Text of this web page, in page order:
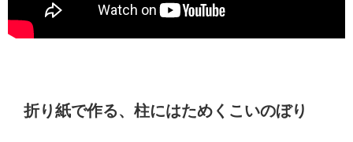
折り紙で作る、柱にはためくこいのぼり